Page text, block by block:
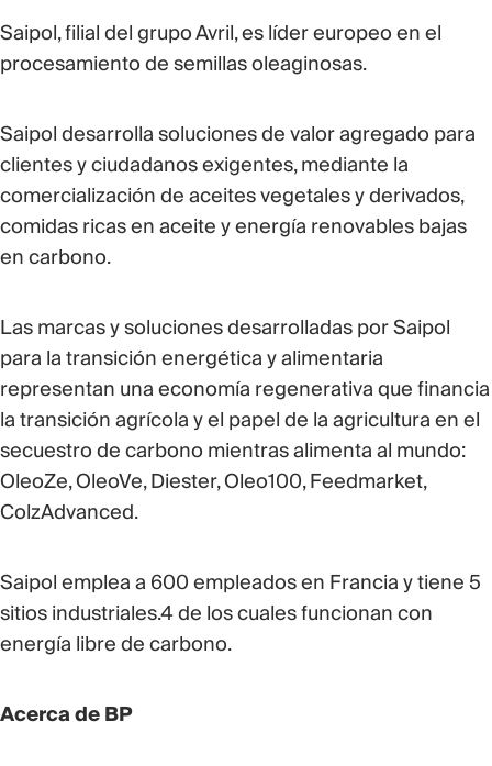
Saipol, filial del grupo Avril, es líder europeo en el
procesamiento de semillas oleaginosas.
Saipol desarrolla soluciones de valor agregado para
clientes y ciudadanos exigentes, mediante la
comercialización de aceites vegetales y derivados,
comidas ricas en aceite y energía renovables bajas
en carbono.
Las marcas y soluciones desarrolladas por Saipol
para la transición energética y alimentaria
representan una economía regenerativa que financia
la transición agrícola y el papel de la agricultura en el
secuestro de carbono mientras alimenta al mundo:
OleoZe, OleoVe, Diester, Oleo100, Feedmarket,
ColzAdvanced.
Saipol emplea a 600 empleados en Francia y tiene 5
sitios industriales.4 de los cuales funcionan con
energía libre de carbono.
Acerca de BP